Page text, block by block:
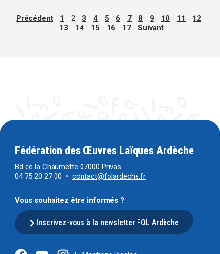
Précédent 1 2 3 4 5 6 7 8 9 10 11
12
13
14 15 16 17 Suivant
Fédération des Œuvres Laïques Ardèche
Bd de la Chaumette 07000 Privas
04 75 20 27 00 • contact@folardeche.fr
Vous souhaitez être informés ?
Inscrivez-vous à la newsletter FOL Ardèche